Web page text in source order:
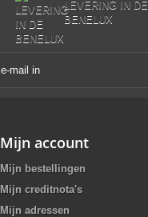
LEVERING IN DE
BENELUX
Mijn account
Mijn bestellingen
Mijn creditnota's
Mijn adressen